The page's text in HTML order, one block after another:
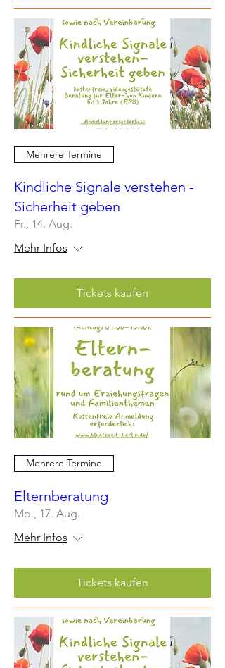
Mehrere Termine
Kindliche Signale verstehen -
Sicherheit geben
Fr., 14. Aug.
Mehr Infos
Tickets kaufen
Mehrere Termine
Elternberatung
Mo., 17. Aug.
Mehr Infos
Tickets kaufen